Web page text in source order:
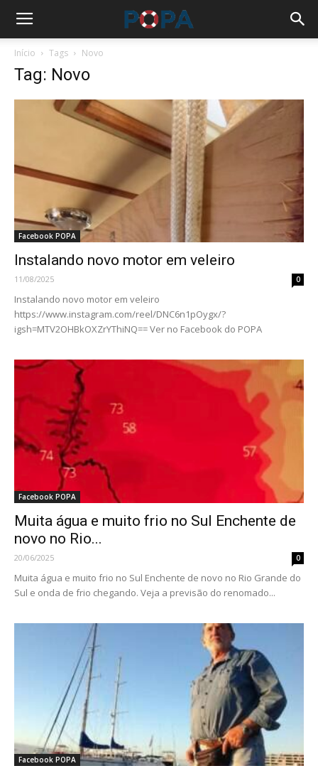
Início Tags Novo
Tag: Novo
Facebook POPA
Instalando novo motor em veleiro
11/08/2025 0
Instalando novo motor em veleiro
https://www.instagram.com/reel/DNC6n1pOygx/?
igsh=MTV2OHBkOXZrYThiNQ== Ver no Facebook do POPA
Facebook POPA
Muita água e muito frio no Sul Enchente de
novo no Rio...
20/06/2025 0
Muita água e muito frio no Sul Enchente de novo no Rio Grande do
Sul e onda de frio chegando. Veja a previsão do renomado...
Facebook POPA